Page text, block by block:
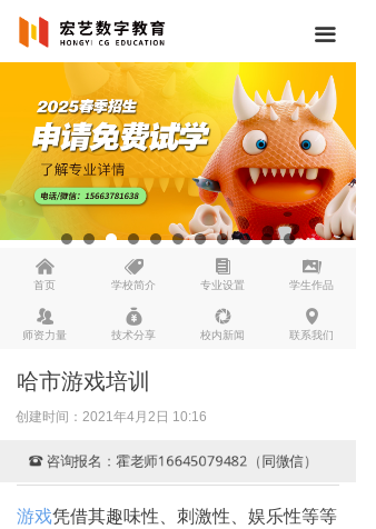
낀
首页
뀄
学校简介
뀴
专业设置
끡
学生作品
뀡
师资力量
낐
技术分享
넆
校内新闻
넹
联系我们
끀
哈市游戏培训
创建时间： 2021年4月2日 10:16
游戏凭借其趣味性、刺激性、娱乐性等等
뀰 咨询报名：霍老师16645079482（同微信）